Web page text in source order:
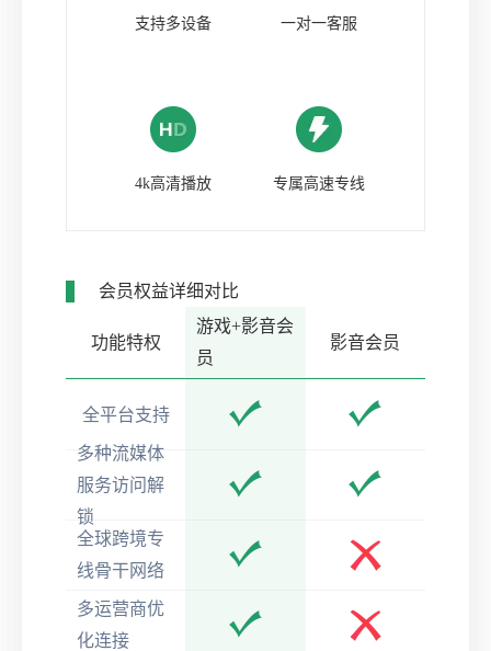
支持多设备 一对一客服
4k高清播放 专属高速专线
会员权益详细对比
功能特权
游戏+影音会
员
影音会员
全平台支持
多种流媒体
服务访问解
锁
全球跨境专
线骨干网络
多运营商优
化连接